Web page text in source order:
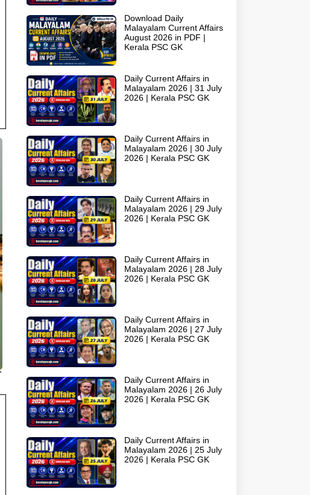
Download Daily
Malayalam Current Affairs
August 2026 in PDF |
Kerala PSC GK
Daily Current Affairs in
Malayalam 2026 | 31 July
2026 | Kerala PSC GK
Daily Current Affairs in
Malayalam 2026 | 30 July
2026 | Kerala PSC GK
Daily Current Affairs in
Malayalam 2026 | 29 July
2026 | Kerala PSC GK
Daily Current Affairs in
Malayalam 2026 | 28 July
2026 | Kerala PSC GK
Daily Current Affairs in
Malayalam 2026 | 27 July
2026 | Kerala PSC GK
Daily Current Affairs in
Malayalam 2026 | 26 July
2026 | Kerala PSC GK
Daily Current Affairs in
Malayalam 2026 | 25 July
2026 | Kerala PSC GK